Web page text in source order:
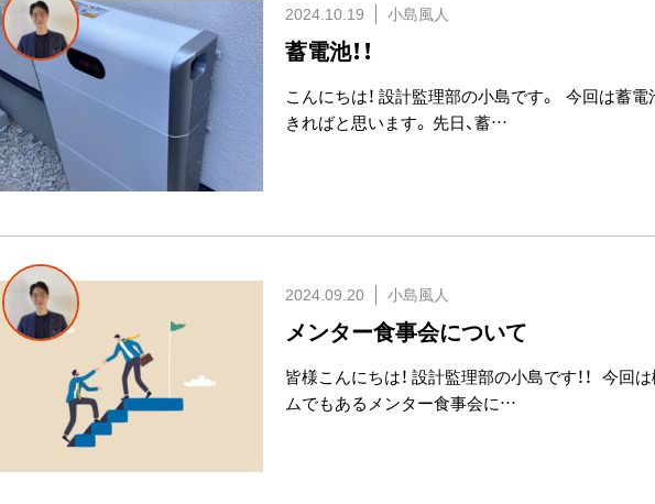
2024.10.19 小島風人
蓄電池！！
こんにちは！ 設計監理部の小島です。 今回は蓄
きればと思います。 先日、蓄…
2024.09.20 小島風人
メンター食事会について
皆様こんにちは！ 設計監理部の小島です！！ 今回
ムでもあるメンター食事会に…